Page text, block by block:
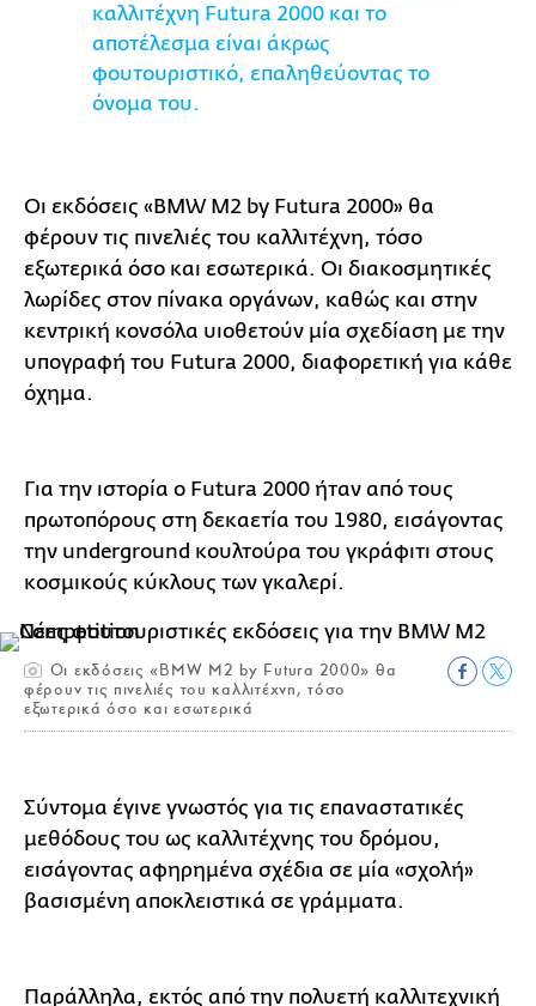
καλλιτέχνη Futura 2000 και το
αποτέλεσμα είναι άκρως
φουτουριστικό, επαληθεύοντας το
όνομα του.
Οι εκδόσεις «BMW M2 by Futura 2000» θα
φέρουν τις πινελιές του καλλιτέχνη, τόσο
εξωτερικά όσο και εσωτερικά. Οι διακοσμητικές
λωρίδες στον πίνακα οργάνων, καθώς και στην
κεντρική κονσόλα υιοθετούν μία σχεδίαση με την
υπογραφή του Futura 2000, διαφορετική για κάθε
όχημα.
Για την ιστορία ο Futura 2000 ήταν από τους
πρωτοπόρους στη δεκαετία του 1980, εισάγοντας
την underground κουλτούρα του γκράφιτι στους
κοσμικούς κύκλους των γκαλερί.
Οι εκδόσεις «BMW M2 by Futura 2000» θα
φέρουν τις πινελιές του καλλιτέχνη, τόσο
εξωτερικά όσο και εσωτερικά
Σύντομα έγινε γνωστός για τις επαναστατικές
μεθόδους του ως καλλιτέχνης του δρόμου,
εισάγοντας αφηρημένα σχέδια σε μία «σχολή»
βασισμένη αποκλειστικά σε γράμματα.
Παράλληλα, εκτός από την πολυετή καλλιτεχνική